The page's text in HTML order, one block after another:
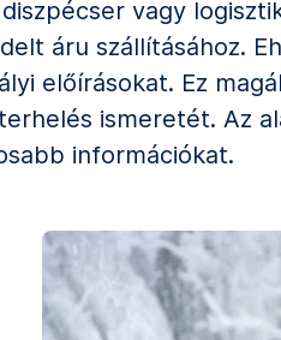
vagy
áru szállításához.
előírásokat. Ez
ismeretét. Az
információkat.